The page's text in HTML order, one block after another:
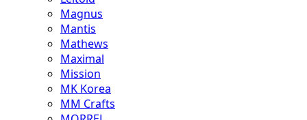
Magnus
Mantis
Mathews
Maximal
Mission
MK Korea
MM Crafts